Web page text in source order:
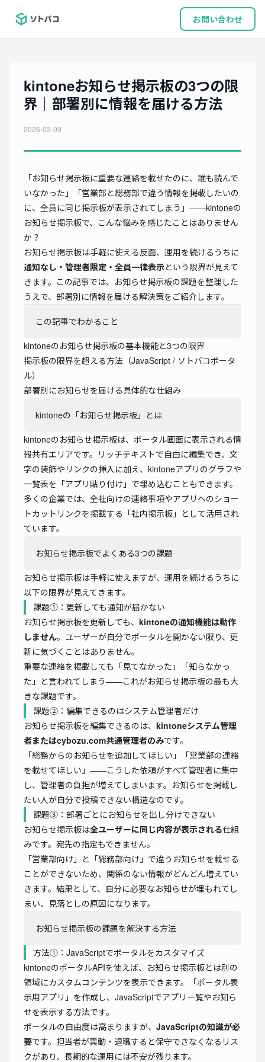
お問い合わせ
kintoneお知らせ掲示板の3つの限
界｜部署別に情報を届ける方法
2026-03-09
「お知らせ掲示板に重要な連絡を載せたのに、誰も読んで
いなかった」「営業部と総務部で違う情報を掲載したいの
に、全員に同じ掲示板が表示されてしまう」——kintoneの
お知らせ掲示板で、こんな悩みを感じたことはありません
か？
お知らせ掲示板は手軽に使える反面、運用を続けるうちに
通知なし・管理者限定・全員一律表示という限界が見えて
きます。この記事では、お知らせ掲示板の課題を整理した
うえで、部署別に情報を届ける解決策をご紹介します。
この記事でわかること
kintoneのお知らせ掲示板の基本機能と3つの限界
掲示板の限界を超える方法（JavaScript / ソトバコポータ
ル）
部署別にお知らせを届ける具体的な仕組み
kintoneの「お知らせ掲示板」とは
kintoneのお知らせ掲示板は、ポータル画面に表示される情
報共有エリアです。リッチテキストで自由に編集でき、文
字の装飾やリンクの挿入に加え、kintoneアプリのグラフや
一覧表を「アプリ貼り付け」で埋め込むこともできます。
多くの企業では、全社向けの連絡事項やアプリへのショー
トカットリンクを掲載する「社内掲示板」として活用され
ています。
お知らせ掲示板でよくある3つの課題
お知らせ掲示板は手軽に使えますが、運用を続けるうちに
以下の限界が見えてきます。
課題①：更新しても通知が届かない
お知らせ掲示板を更新しても、 kintoneの通知機能は動作
しません。ユーザーが自分でポータルを開かない限り、更
新に気づくことはありません。
重要な連絡を掲載しても「見てなかった」「知らなかっ
た」と言われてしまう——これがお知らせ掲示板の最も大
きな課題です。
課題②：編集できるのはシステム管理者だけ
お知らせ掲示板を編集できるのは、 kintoneシステム管理
者またはcybozu.com共通管理者のみです。
「総務からのお知らせを追加してほしい」「営業部の連絡
を載せてほしい」——こうした依頼がすべて管理者に集中
し、管理者の負担が増えてしまいます。お知らせを掲載し
たい人が自分で投稿できない構造なのです。
課題③：部署ごとにお知らせを出し分けできない
お知らせ掲示板は全ユーザーに同じ内容が表示される仕組
みです。宛先の指定もできません。
「営業部向け」と「総務部向け」で違うお知らせを載せる
ことができないため、関係のない情報がどんどん増えてい
きます。結果として、自分に必要なお知らせが埋もれてし
まい、見落としの原因になります。
お知らせ掲示板の課題を解決する方法
方法①：JavaScriptでポータルをカスタマイズ
kintoneのポータルAPIを使えば、お知らせ掲示板とは別の
領域にカスタムコンテンツを表示できます。「ポータル表
示用アプリ」を作成し、JavaScriptでアプリ一覧やお知ら
せを表示する方法です。
ポータルの自由度は高まりますが、 JavaScriptの知識が必
要です。担当者が異動・退職すると保守できなくなるリス
クがあり、長期的な運用には不安が残ります。